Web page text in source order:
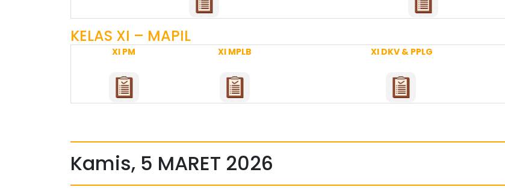
KELAS XI – MAPIL
XI PM XI MPLB XI DKV & PPLG
Kamis, 5 MARET 2026